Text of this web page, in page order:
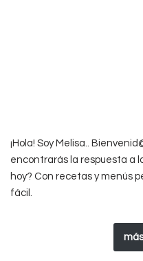
¡Hola! Soy Melisa..
encontrarás la respuesta a
hoy? Con recetas y menús
fácil.